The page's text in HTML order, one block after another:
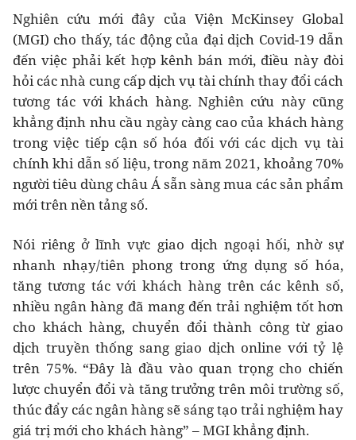
Nghiên cứu mới đây của Viện McKinsey Global
(MGI) cho thấy, tác động của đại dịch Covid-19 dẫn
đến việc phải kết hợp kênh bán mới, điều này đòi
hỏi các nhà cung cấp dịch vụ tài chính thay đổi cách
tương tác với khách hàng. Nghiên cứu này cũng
khẳng định nhu cầu ngày càng cao của khách hàng
trong việc tiếp cận số hóa đối với các dịch vụ tài
chính khi dẫn số liệu, trong năm 2021, khoảng 70%
người tiêu dùng châu Á sẵn sàng mua các sản phẩm
mới trên nền tảng số.
Nói riêng ở lĩnh vực giao dịch ngoại hối, nhờ sự
nhanh nhạy/tiên phong trong ứng dụng số hóa,
tăng tương tác với khách hàng trên các kênh số,
nhiều ngân hàng đã mang đến trải nghiệm tốt hơn
cho khách hàng, chuyển đổi thành công từ giao
dịch truyền thống sang giao dịch online với tỷ lệ
trên 75%. “Đây là đầu vào quan trọng cho chiến
lược chuyển đổi và tăng trưởng trên môi trường số,
thúc đẩy các ngân hàng sẽ sáng tạo trải nghiệm hay
giá trị mới cho khách hàng” – MGI khẳng định.